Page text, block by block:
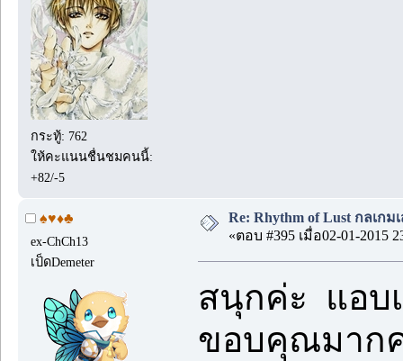
กระทู้: 762
ให้คะแนนชื่นชมคนนี้:
+82/-5
♠♥♦♣
ex-ChCh13
เป็ดDemeter
Re: Rhythm of Lust กลเกม
«ตอบ #395 เมื่อ02-01-2015
สนุกค่ะ แอบ
ขอบคุณมาก